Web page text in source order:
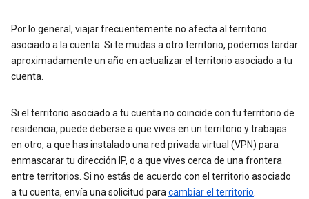
Por lo general, viajar frecuentemente no afecta al territorio
asociado a la cuenta. Si te mudas a otro territorio, podemos tardar
aproximadamente un año en actualizar el territorio asociado a tu
cuenta.
Si el territorio asociado a tu cuenta no coincide con tu territorio de
residencia, puede deberse a que vives en un territorio y trabajas
en otro, a que has instalado una red privada virtual (VPN) para
enmascarar tu dirección IP, o a que vives cerca de una frontera
entre territorios. Si no estás de acuerdo con el territorio asociado
a tu cuenta, envía una solicitud para cambiar el territorio